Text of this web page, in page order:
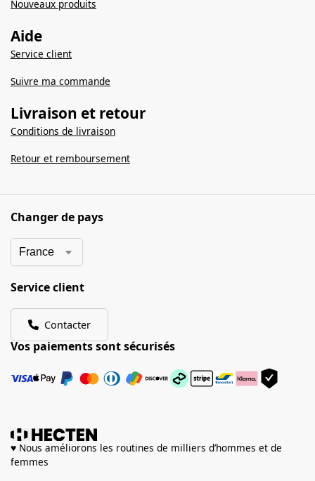
Nouveaux produits
Aide
Service client
Suivre ma commande
Livraison et retour
Conditions de livraison
Retour et remboursement
♥ Nous améliorons les routines de milliers d’hommes et de
femmes
Service client
Contacter
Changer de pays
Vos paiements sont sécurisés